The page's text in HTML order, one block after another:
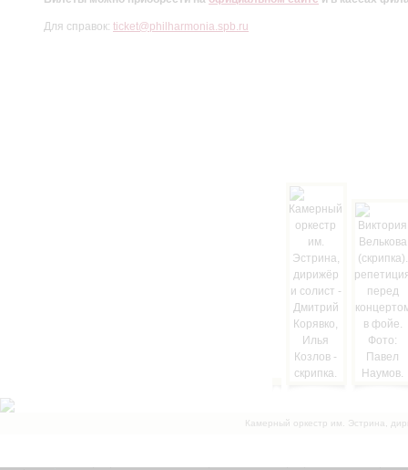
Для справок: ticket@philharmonia.spb.ru
Камерный оркестр им. Эстрина,